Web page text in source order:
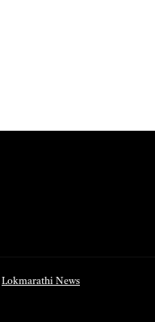
Lokmarathi News